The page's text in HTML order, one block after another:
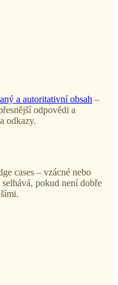
a autoritativní obsah –
odpovědi a
odkazy.
cases – vzácné nebo
pokud není dobře